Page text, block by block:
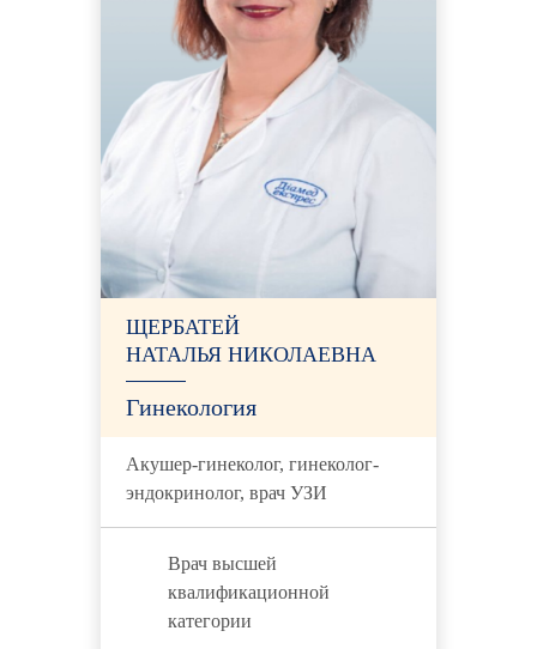
ЩЕРБАТЕЙ
НАТАЛЬЯ НИКОЛАЕВНА
Гинекология
Акушер-гинеколог, гинеколог-
эндокринолог, врач УЗИ
Врач высшей
квалификационной
категории